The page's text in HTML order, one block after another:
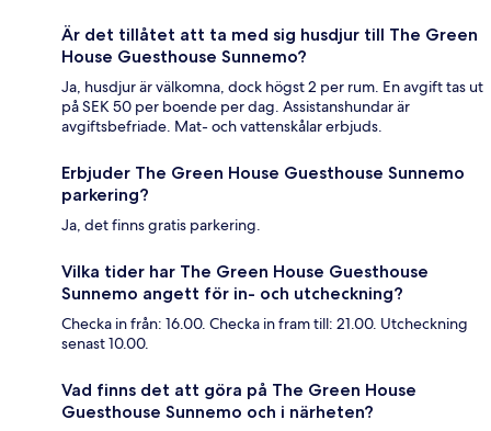
Är det tillåtet att ta med sig husdjur till The Green
House Guesthouse Sunnemo?
Ja, husdjur är välkomna, dock högst 2 per rum. En avgift tas ut
på SEK 50 per boende per dag. Assistanshundar är
avgiftsbefriade. Mat- och vattenskålar erbjuds.
Erbjuder The Green House Guesthouse Sunnemo
parkering?
Ja, det finns gratis parkering.
Vilka tider har The Green House Guesthouse
Sunnemo angett för in- och utcheckning?
Checka in från: 16.00. Checka in fram till: 21.00. Utcheckning
senast 10.00.
Vad finns det att göra på The Green House
Guesthouse Sunnemo och i närheten?